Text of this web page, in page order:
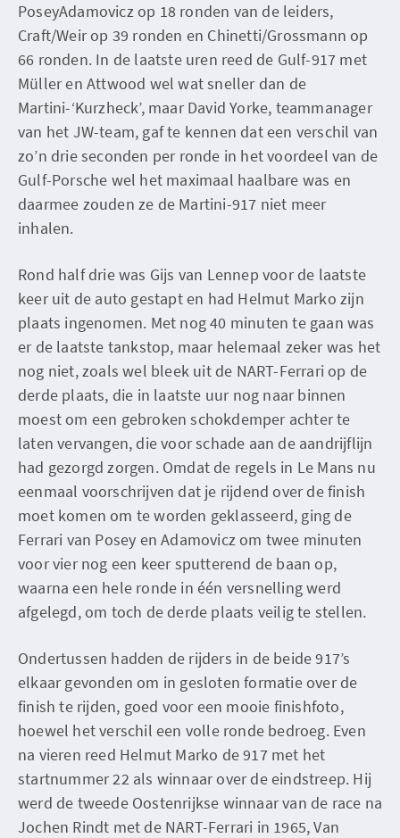
PoseyAdamovicz op 18 ronden van de leiders,
Craft/Weir op 39 ronden en Chinetti/Grossmann op
66 ronden. In de laatste uren reed de Gulf-917 met
Müller en Attwood wel wat sneller dan de
Martini-‘Kurzheck’, maar David Yorke, teammanager
van het JW-team, gaf te kennen dat een verschil van
zo’n drie seconden per ronde in het voordeel van de
Gulf-Porsche wel het maximaal haalbare was en
daarmee zouden ze de Martini-917 niet meer
inhalen.
Rond half drie was Gijs van Lennep voor de laatste
keer uit de auto gestapt en had Helmut Marko zijn
plaats ingenomen. Met nog 40 minuten te gaan was
er de laatste tankstop, maar helemaal zeker was het
nog niet, zoals wel bleek uit de NART-Ferrari op de
derde plaats, die in laatste uur nog naar binnen
moest om een gebroken schokdemper achter te
laten vervangen, die voor schade aan de aandrijflijn
had gezorgd zorgen. Omdat de regels in Le Mans nu
eenmaal voorschrijven dat je rijdend over de finish
moet komen om te worden geklasseerd, ging de
Ferrari van Posey en Adamovicz om twee minuten
voor vier nog een keer sputterend de baan op,
waarna een hele ronde in één versnelling werd
afgelegd, om toch de derde plaats veilig te stellen.
Ondertussen hadden de rijders in de beide 917’s
elkaar gevonden om in gesloten formatie over de
finish te rijden, goed voor een mooie finishfoto,
hoewel het verschil een volle ronde bedroeg. Even
na vieren reed Helmut Marko de 917 met het
startnummer 22 als winnaar over de eindstreep. Hij
werd de tweede Oostenrijkse winnaar van de race na
Jochen Rindt met de NART-Ferrari in 1965, Van